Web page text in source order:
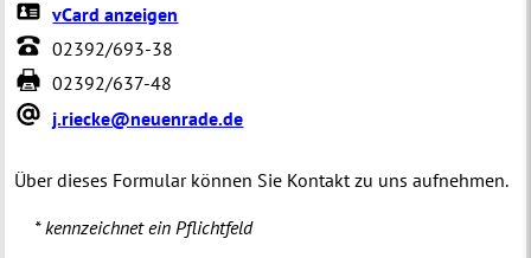
vCard anzeigen
02392/693-38
02392/637-48
j.riecke@neuenrade.de
Über dieses Formular können Sie Kontakt zu uns aufnehmen.
* kennzeichnet ein Pflichtfeld